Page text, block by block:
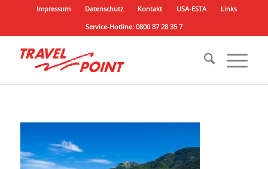
Impressum Datenschutz Kontakt USA-ESTA
Links
Service-Hotline: 0800 87 28 35 7